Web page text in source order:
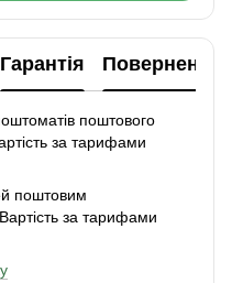
Гарантія Повернення
поштового
за тарифами
поштовим
Вартість за тарифами